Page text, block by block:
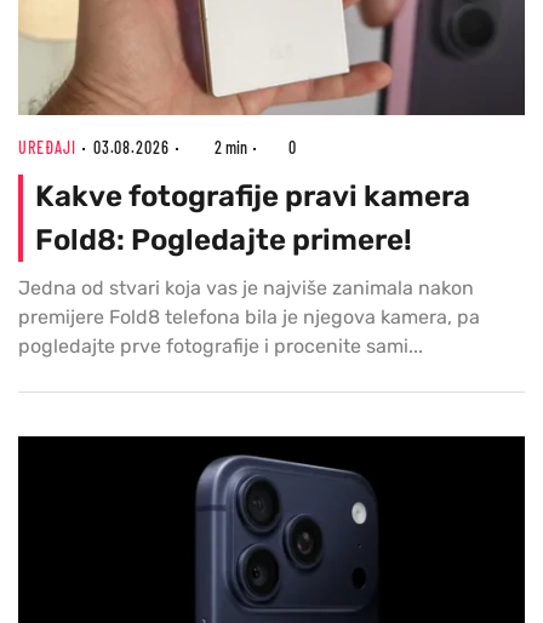
UREĐAJI 03.08.2026 2 min 0
Kakve fotografije pravi kamera
Fold8: Pogledajte primere!
Jedna od stvari koja vas je najviše zanimala nakon
premijere Fold8 telefona bila je njegova kamera, pa
pogledajte prve fotografije i procenite sami...